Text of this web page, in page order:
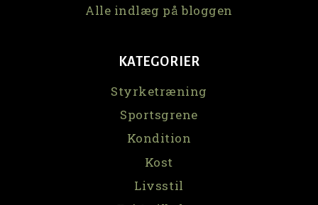
Alle indlæg på bloggen
KATEGORIER
Styrketræning
Sportsgrene
Kondition
Kost
Livsstil